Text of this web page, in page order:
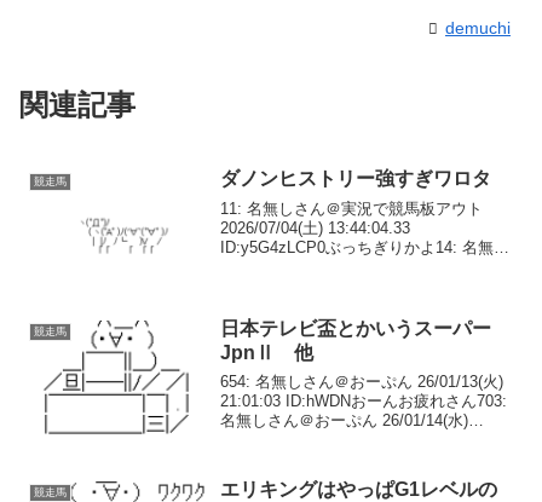
demuchi
関連記事
競走馬 ダノンヒストリー強すぎワロタ
11: 名無しさん＠実況で競馬板アウト
2026/07/04(土) 13:44:04.33
ID:y5G4zLCP0ぶっちぎりかよ14: 名無し
競走馬
日本テレビ盃とかいうスーパー
JpnⅡ 他
654: 名無しさん＠おーぷん 26/01/13(火)
21:01:03 ID:hWDNおーんお疲れさん703:
名無しさん＠おーぷん 26/01/14(水)
競走馬
エリキングはやっぱG1レベルの